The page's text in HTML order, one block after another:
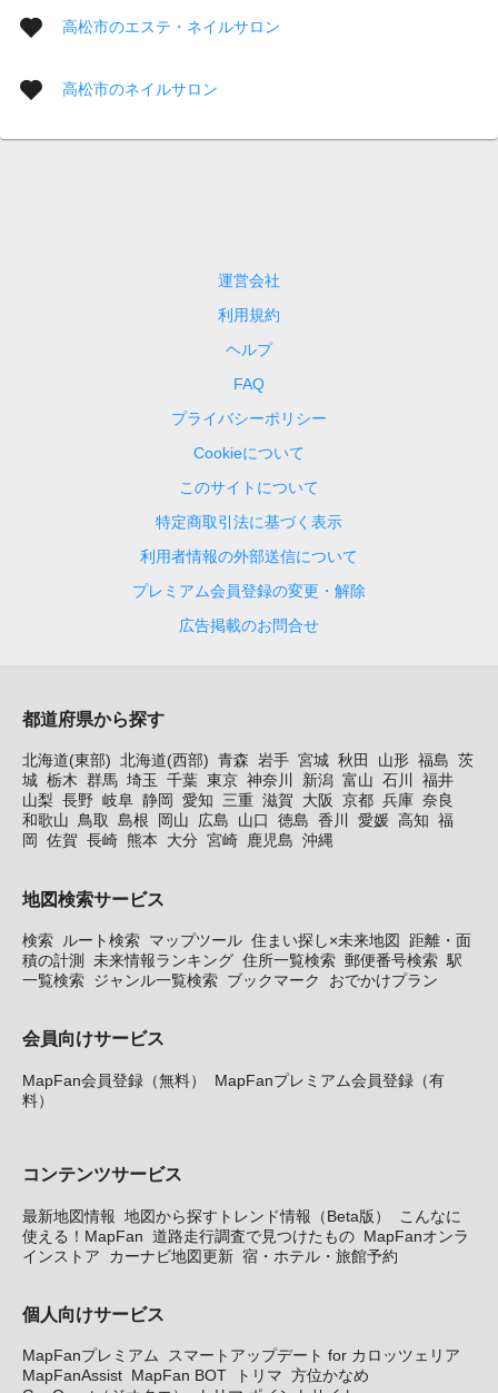
高松市のエステ・ネイルサロン
高松市のネイルサロン
運営会社
利用規約
ヘルプ
FAQ
プライバシーポリシー
Cookieについて
このサイトについて
特定商取引法に基づく表示
利用者情報の外部送信について
プレミアム会員登録の変更・解除
広告掲載のお問合せ
都道府県から探す
北海道(東部) 北海道(西部) 青森 岩手 宮城 秋田 山形 福島 茨
城 栃木 群馬 埼玉 千葉 東京 神奈川 新潟 富山 石川
福井
山梨 長野 岐阜 静岡 愛知 三重 滋賀 大阪 京都 兵庫 奈良
和歌山 鳥取 島根 岡山 広島 山口 徳島 香川 愛媛 高知 福
岡
佐賀 長崎 熊本 大分 宮崎 鹿児島 沖縄
地図検索サービス
検索 ルート検索 マップツール 住まい探し×未来地図
距離・面
積の計測
未来情報ランキング 住所一覧検索 郵便番号検索 駅
一覧検索 ジャンル一覧検索 ブックマーク おでかけプラン
会員向けサービス
MapFan会員登録（無料）
MapFanプレミアム会員登録（有
料）
コンテンツサービス
最新地図情報 地図から探すトレンド情報（Beta版）
こんなに
使える！MapFan 道路走行調査で見つけたもの MapFanオンラ
インストア
カーナビ地図更新 宿・ホテル・旅館予約
個人向けサービス
MapFanプレミアム
スマートアップデート for カロッツェリア
MapFanAssist MapFan BOT トリマ 方位かなめ